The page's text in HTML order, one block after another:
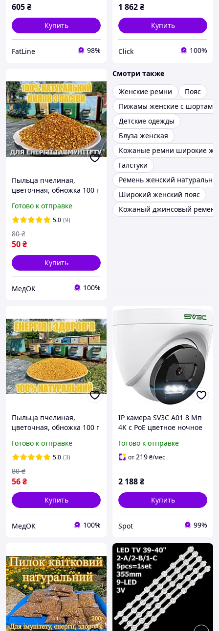
605₴
Купить
FatLine 98%
1 862₴
Купить
Click 100%
Пыльца пчелиная,
цветочная, обножка 100 г
для иммунитета, энергии
и здоровья
Готово к отправке
5.0 (9)
50₴
80 ₴
Купить
МедОК 100%
Смотри также
Женские ремни
Пояс
Пижамы женские с шортами
Детские одежды
Блуза женская
Кожаные ремни широкие
Галстуки
Ремень женский
Широкий женский пояс
Кожаный джинсовый ремень
Пыльца пчелиная,
цветочная, обножка 100 г
Готово к отправке
5.0 (3)
56₴
80 ₴
Купить
МедОК 100%
IP камера SV3C A01 8 Мп
4K с PoE цветное ночное
аудиосвязь IP66 для
улицы 512 ГБ
Готово к отправке
от219₴/мес
2 188₴
Купить
Spot 99%